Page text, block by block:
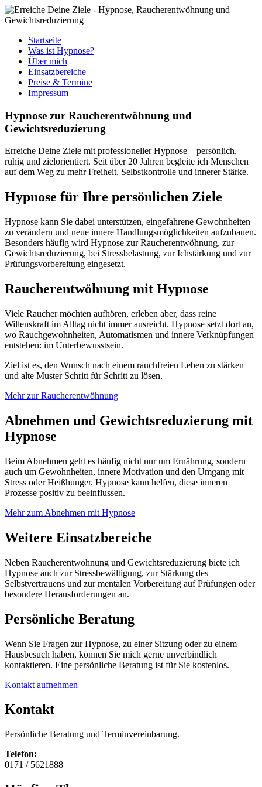
Startseite
Was ist Hypnose?
Über mich
Einsatzbereiche
Preise & Termine
Impressum
Hypnose zur Raucherentwöhnung und
Gewichtsreduzierung
Erreiche Deine Ziele mit professioneller Hypnose – persönlich,
ruhig und zielorientiert. Seit über 20 Jahren begleite ich Menschen
auf dem Weg zu mehr Freiheit, Selbstkontrolle und innerer Stärke.
Hypnose für Ihre persönlichen Ziele
Hypnose kann Sie dabei unterstützen, eingefahrene Gewohnheiten
zu verändern und neue innere Handlungsmöglichkeiten aufzubauen.
Besonders häufig wird Hypnose zur Raucherentwöhnung, zur
Gewichtsreduzierung, bei Stressbelastung, zur Ichstärkung und zur
Prüfungsvorbereitung eingesetzt.
Raucherentwöhnung mit Hypnose
Viele Raucher möchten aufhören, erleben aber, dass reine
Willenskraft im Alltag nicht immer ausreicht. Hypnose setzt dort an,
wo Rauchgewohnheiten, Automatismen und innere Verknüpfungen
entstehen: im Unterbewusstsein.
Ziel ist es, den Wunsch nach einem rauchfreien Leben zu stärken
und alte Muster Schritt für Schritt zu lösen.
Mehr zur Raucherentwöhnung
Abnehmen und Gewichtsreduzierung mit
Hypnose
Beim Abnehmen geht es häufig nicht nur um Ernährung, sondern
auch um Gewohnheiten, innere Motivation und den Umgang mit
Stress oder Heißhunger. Hypnose kann helfen, diese inneren
Prozesse positiv zu beeinflussen.
Mehr zum Abnehmen mit Hypnose
Weitere Einsatzbereiche
Neben Raucherentwöhnung und Gewichtsreduzierung biete ich
Hypnose auch zur Stressbewältigung, zur Stärkung des
Selbstvertrauens und zur mentalen Vorbereitung auf Prüfungen oder
besondere Herausforderungen an.
Persönliche Beratung
Wenn Sie Fragen zur Hypnose, zu einer Sitzung oder zu einem
Hausbesuch haben, können Sie mich gerne unverbindlich
kontaktieren. Eine persönliche Beratung ist für Sie kostenlos.
Kontakt aufnehmen
Kontakt
Persönliche Beratung und Terminvereinbarung.
Telefon:
0171 / 5621888